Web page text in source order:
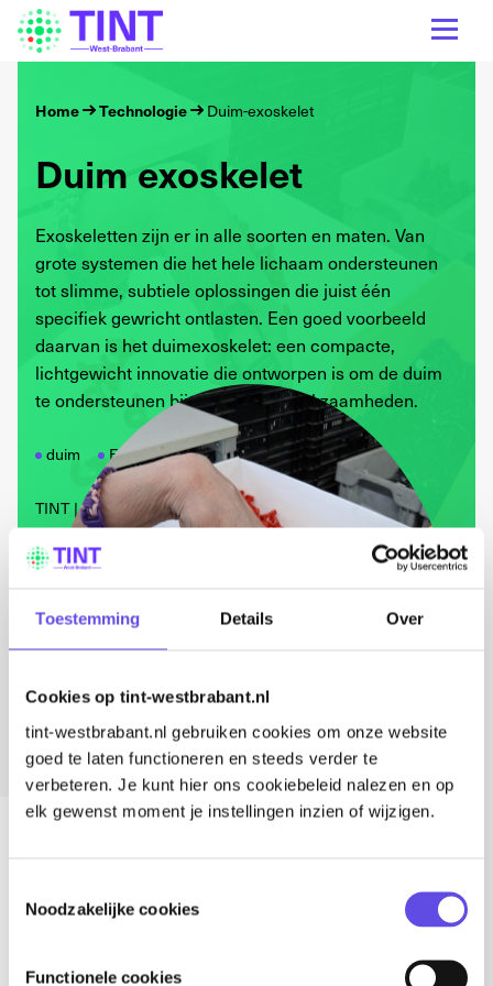
Toestemming Details Over
Cookies op tint-westbrabant.nl
tint-westbrabant.nl gebruiken cookies om onze website
goed te laten functioneren en steeds verder te
verbeteren. Je kunt hier ons cookiebeleid nalezen en op
elk gewenst moment je instellingen inzien of wijzigen.
Noodzakelijke cookies
Functionele cookies
Home Technologie Duim-exoskelet
Duim exoskelet
Exoskeletten zijn er in alle soorten en maten. Van
grote systemen die het hele lichaam ondersteunen
tot slimme, subtiele oplossingen die juist één
specifiek gewricht ontlasten. Een goed voorbeeld
daarvan is het duimexoskelet: een compacte,
lichtgewicht innovatie die ontworpen is om de duim
te ondersteunen bij repetitieve werkzaamheden.
duim Exoskelet ondersteuning
TINT 6 mei 2026
Lees voor
elektrische) ondersteuning die de belasting op de duim